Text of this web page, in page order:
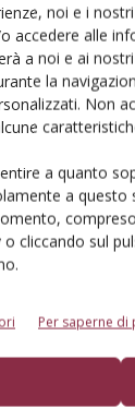
noi e i
accedere alle
a noi e ai
la
Non
a quanto
a questo
cliccando sul
Per saperne di
di
futuro